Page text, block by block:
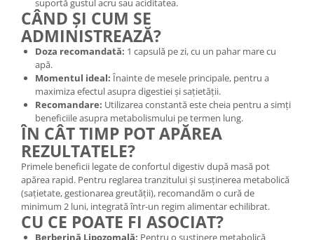
suportă gustul acru sau aciditatea.
CÂND ȘI CUM SE
ADMINISTREAZĂ?
Doza recomandată: 1 capsulă pe zi, cu un pahar mare cu
apă.
Momentul ideal: Înainte de mesele principale, pentru a
maximiza efectul asupra digestiei și sațietății.
Recomandare: Utilizarea constantă este cheia pentru a simți
beneficiile asupra metabolismului pe termen lung.
ÎN CÂT TIMP POT APĂREA
REZULTATELE?
Primele beneficii legate de confortul digestiv după masă pot
apărea rapid. Pentru reglarea tranzitului și susținerea metabolică
(sațietate, gestionarea greutății), recomandăm o cură de
minimum 2 luni, integrată într-un regim alimentar echilibrat.
CU CE POATE FI ASOCIAT?
Berberină Lipozomală: Pentru o susținere metabolică